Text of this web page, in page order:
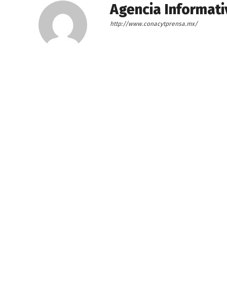
Agencia
http://www.conacytprensa.mx/